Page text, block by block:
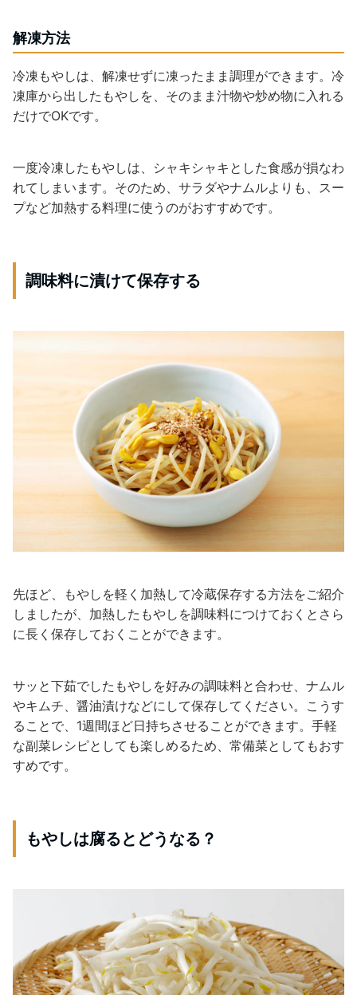
解凍方法
冷凍もやしは、解凍せずに凍ったまま調理ができます。冷
凍庫から出したもやしを、そのまま汁物や炒め物に入れる
だけでOKです。
一度冷凍したもやしは、シャキシャキとした食感が損なわ
れてしまいます。そのため、サラダやナムルよりも、スー
プなど加熱する料理に使うのがおすすめです。
調味料に漬けて保存する
先ほど、もやしを軽く加熱して冷蔵保存する方法をご紹介
しましたが、加熱したもやしを調味料につけておくとさら
に長く保存しておくことができます。
サッと下茹でしたもやしを好みの調味料と合わせ、ナムル
やキムチ、醤油漬けなどにして保存してください。こうす
ることで、1週間ほど日持ちさせることができます。手軽
な副菜レシピとしても楽しめるため、常備菜としてもおす
すめです。
もやしは腐るとどうなる？